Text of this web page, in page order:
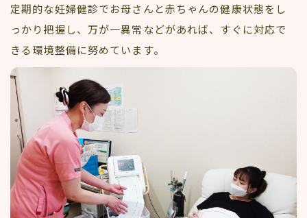
定期的な妊婦健診でお母さんと赤ちゃんの健康状態をし
っかり把握し、万が一異常などがあれば、すぐに対応で
きる環境整備に努めています。